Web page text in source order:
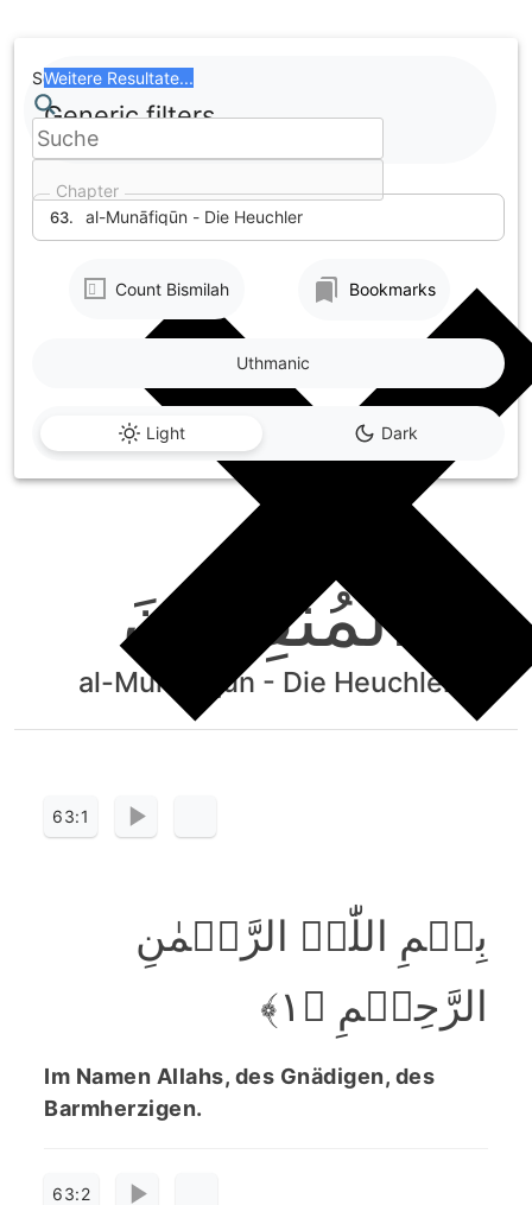
to
content
Chapter
63. al-Munāfiqūn - Die Heuchler
Search
Weitere Resultate...
Generic filters
Count Bismilah Bookmarks
Light Dark
Uthmanic
الْمُنٰفِقُوْنَ
al-Munāfiqūn - Die Heuchler
63:1
بِسۡمِ اللّٰہِ الرَّحۡمٰنِ
الرَّحِیۡمِ ﴿۱﴾
Im Namen Allahs, des Gnädigen, des
Barmherzigen.
63:2